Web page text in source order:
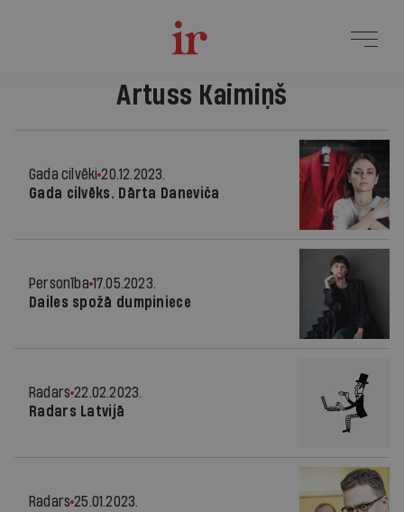
Artuss Kaimiņš
Gada cilvēki 20.12.2023.
Gada cilvēks. Dārta Daneviča
Personība 17.05.2023.
Dailes spožā dumpiniece
Radars 22.02.2023.
Radars Latvijā
Radars 25.01.2023.